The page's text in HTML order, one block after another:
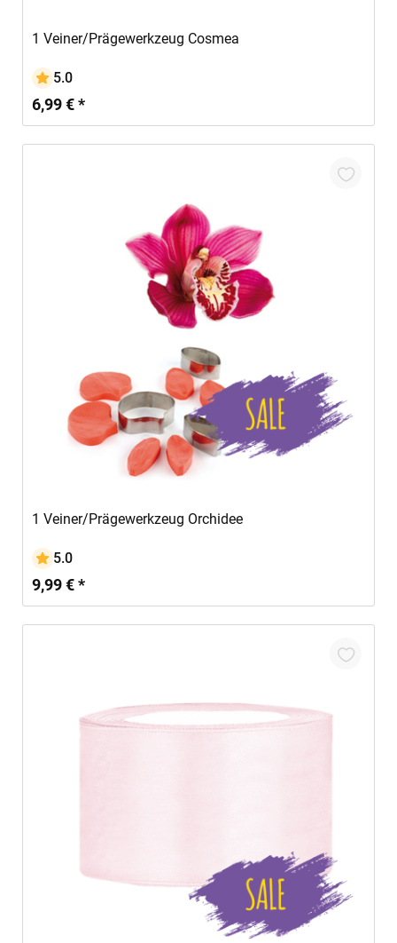
1 Veiner/Prägewerkzeug Cosmea
5.0
6,99 € *
In den Warenkorb
1 Veiner/Prägewerkzeug Orchidee
5.0
9,99 € *